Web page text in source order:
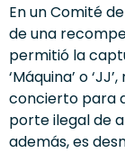
En un Comité
de una
permitió la
‘Máquina’ o
concierto para
porte ilegal de
además, es